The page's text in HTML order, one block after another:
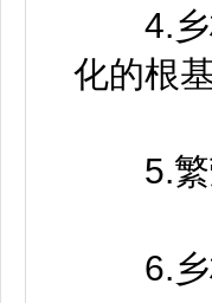
4.乡村
化的根
5.繁荣
6.乡村